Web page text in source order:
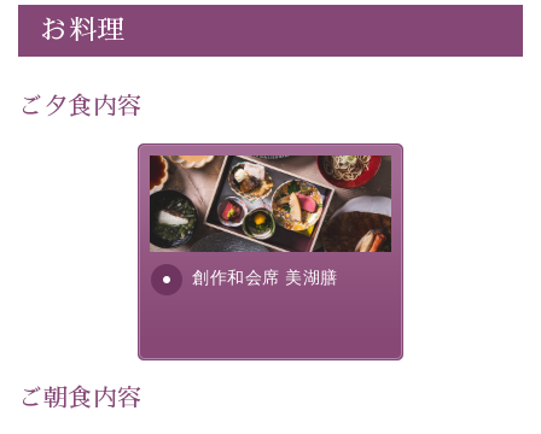
-----------【安心への取り組み】----------
個室料亭、貸切風呂のご利用が可能な上、 安心安全にご
30項目以上からなる独自の衛生・消毒プログラムの基、
---------------------------------------------
・記念写真＆オリジナル【フォトフレームカード】プレ
思い出デザートプレート付き
・諏訪大社4社を巡る無料参拝バス（事前予約制）
・館内着をご用意
・就寝用パジャマをご用意
お料理
ご夕食内容
創作和会席 美湖膳
美湖膳とは諏訪の地で特別を
提供する為に料理長・神原 裕
明が考え出した創作和会席で
す。美しい諏訪湖の幸...
ご朝食内容